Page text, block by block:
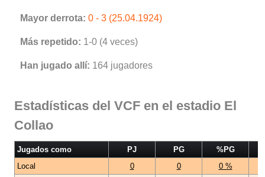
Mayor derrota: 0 - 3 (25.04.1924)
Más repetido: 1-0 (4 veces)
Han jugado allí: 164 jugadores
Estadísticas del VCF en el estadio El
Collao
Jugados como PJ PG
%PG
Local
0 0
0 %